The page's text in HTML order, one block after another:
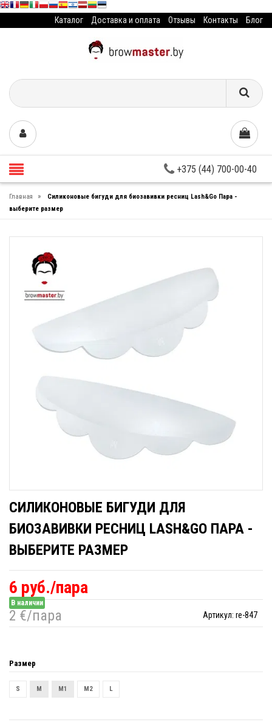
Каталог Доставка и оплата Отзывы Контакты Блог
+375 (44) 700-00-40
Главная »
Силиконовые бигуди для биозавивки ресниц Lash&Go Пара -
выберите размер
СИЛИКОНОВЫЕ БИГУДИ ДЛЯ
БИОЗАВИВКИ РЕСНИЦ LASH&GO ПАРА -
ВЫБЕРИТЕ РАЗМЕР
6 руб./пара
В наличии
Артикул: re-847
2 €/пара
Размер
S M M1 M2 L